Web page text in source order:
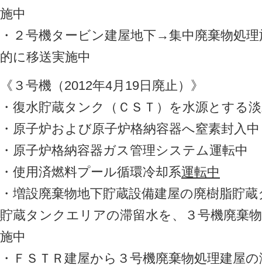
施中
・２号機タービン建屋地下→集中廃棄物処
的に移送実施中
《３号機（2012年4月19日廃止）》
・復水貯蔵タンク（ＣＳＴ）を水源とする
・原子炉および原子炉格納容器へ窒素封入中
・原子炉格納容器ガス管理システム運転中
・使用済燃料プール循環冷却系運転中
・増設廃棄物地下貯蔵設備建屋の廃樹脂貯
貯蔵タンクエリアの滞留水を、３号機廃棄
施中
・ＦＳＴＲ建屋から３号機廃棄物処理建屋